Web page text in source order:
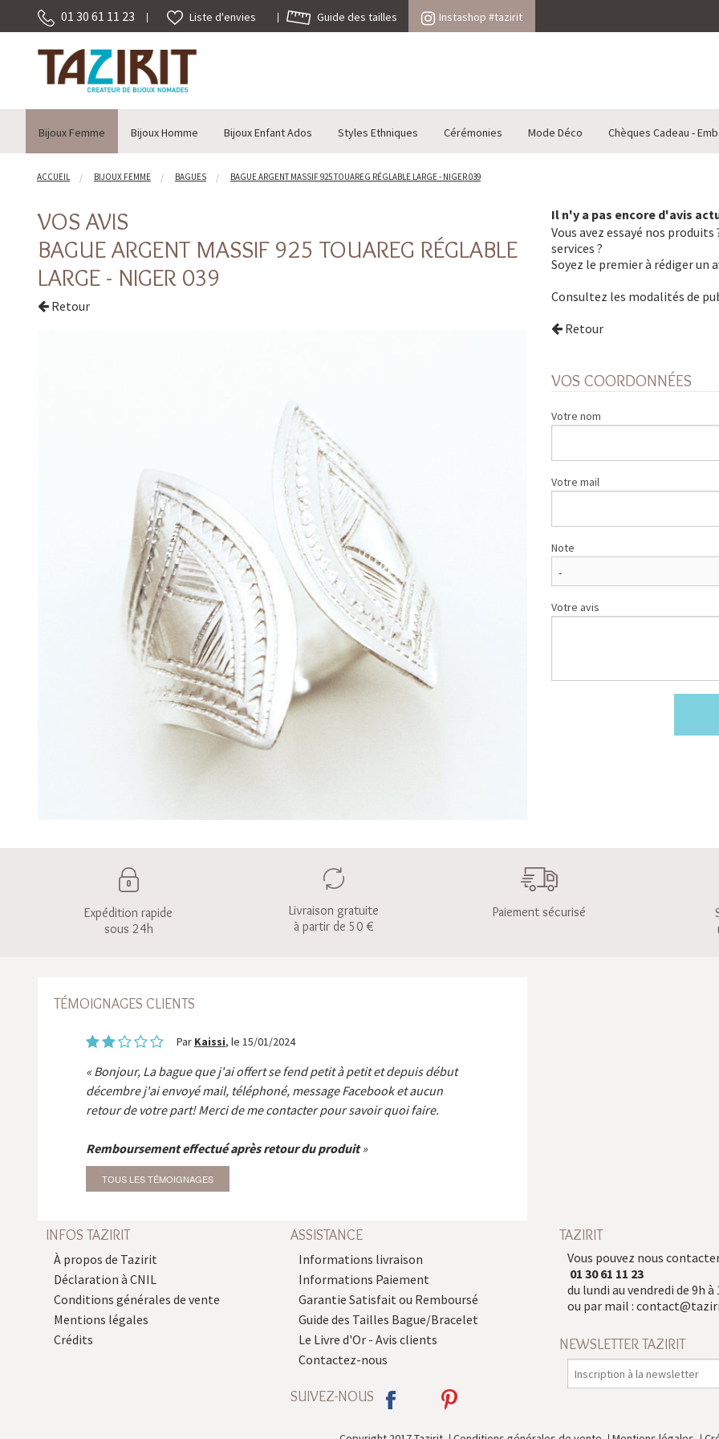
01 30 61 11 23 Liste d'envies Guide des tailles Instashop #tazirit
Bijoux Femme Bijoux Homme Bijoux Enfant Ados Styles Ethniques Cérémonies Mode Déco Chèques Cadeau -
ACCUEIL BIJOUX FEMME BAGUES BAGUE ARGENT MASSIF 925 TOUAREG RÉGLABLE LARGE - NIGER 039
VOS AVIS
BAGUE ARGENT MASSIF 925 TOUAREG RÉGLABLE
LARGE - NIGER 039
Retour
Il n'y a pas encore d'avis
Vous avez essayé nos
services ?
Soyez le premier à rédiger
Consultez les modalités de
Retour
VOS COORDONNÉES
Votre nom
Votre mail
Note
Votre avis
Expédition rapide
sous 24h
Livraison gratuite
à partir de 50 €
Paiement sécurisé
TÉMOIGNAGES CLIENTS
Par Kaissi, le 15/01/2024
Bonjour, La bague que j'ai offert se fend petit à petit et depuis début
décembre j'ai envoyé mail, téléphoné, message Facebook et aucun
retour de votre part! Merci de me contacter pour savoir quoi faire.
Remboursement effectué après retour du produit
TOUS LES TÉMOIGNAGES
INFOS TAZIRIT
À propos de Tazirit
Déclaration à CNIL
Conditions générales de vente
Mentions légales
Crédits
ASSISTANCE
Informations livraison
Informations Paiement
Garantie Satisfait ou Remboursé
Guide des Tailles Bague/Bracelet
Le Livre d'Or - Avis clients
Contactez-nous
SUIVEZ-NOUS
TAZIRIT
Vous pouvez nous
01 30 61 11 23
du lundi au vendredi de 9h à
ou par mail :
NEWSLETTER TAZIRIT